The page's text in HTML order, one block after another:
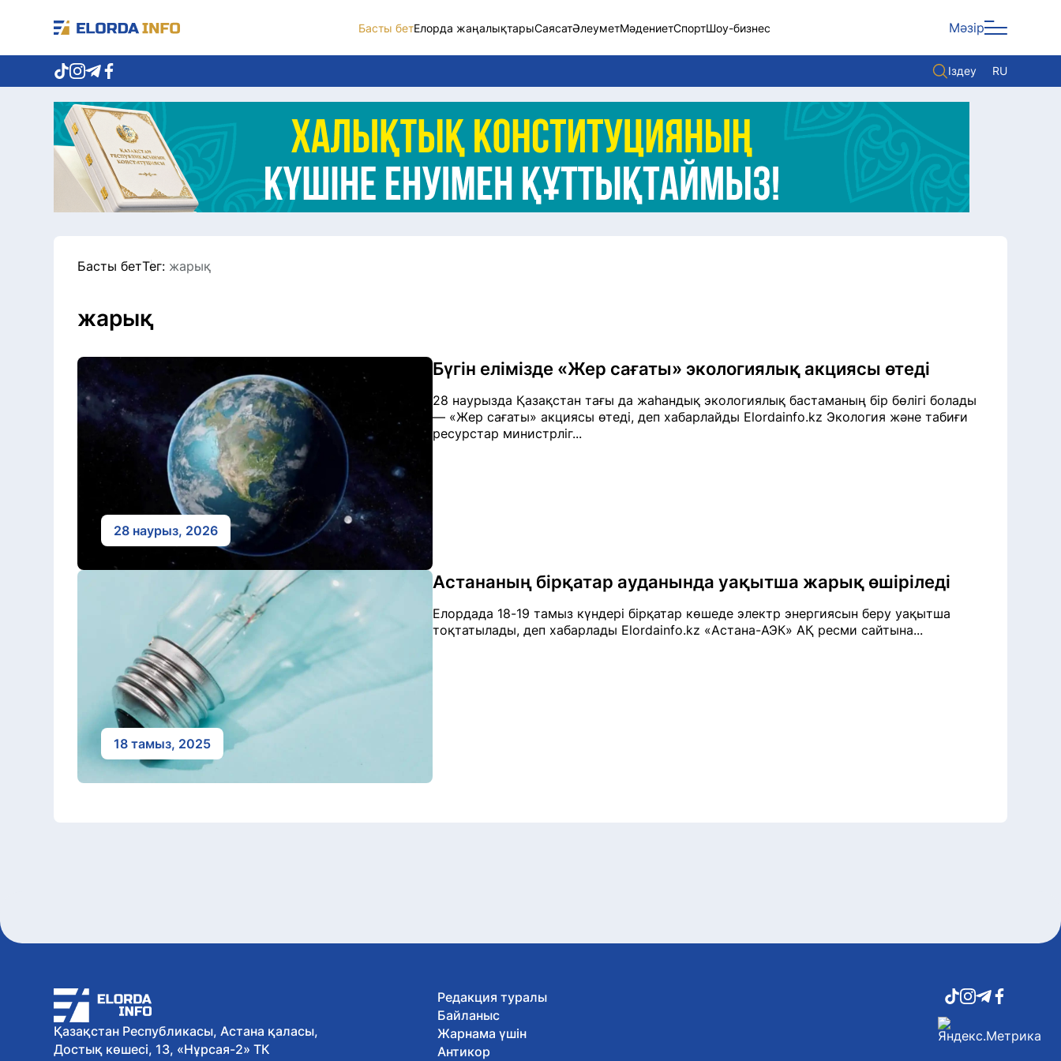
Басты бетЕлорда жаңалықтарыСаясатӘлеуметМәдениетСпортШоу-бизнес Мәзір
Іздеу RU
Елорда жаңалықтары
Көзқарас
Саясат
Видео
Әлеумет
Әлем
Басты бетТег: жарық
жарық
28 наурыз, 2026
Бүгін елімізде «Жер сағаты» экологиялық акциясы өтеді
28 наурызда Қазақстан тағы да жаһандық экологиялық бастаманың бір бөлігі болады
— «Жер сағаты» акциясы өтеді, деп хабарлайды Elordainfo.kz Экология және табиғи
ресурстар министрліг...
18 тамыз, 2025
Астананың бірқатар ауданында уақытша жарық өшіріледі
Елордада 18-19 тамыз күндері бірқатар көшеде электр энергиясын беру уақытша
тоқтатылады, деп хабарлады Elordainfo.kz «Астана-АЭК» АҚ ресми сайтына...
Қазақстан Республикасы, Астана қаласы,
Достық көшесі, 13, «Нұрсая-2» ТК
Редакция туралы
Байланыс
Жарнама үшін
Антикор